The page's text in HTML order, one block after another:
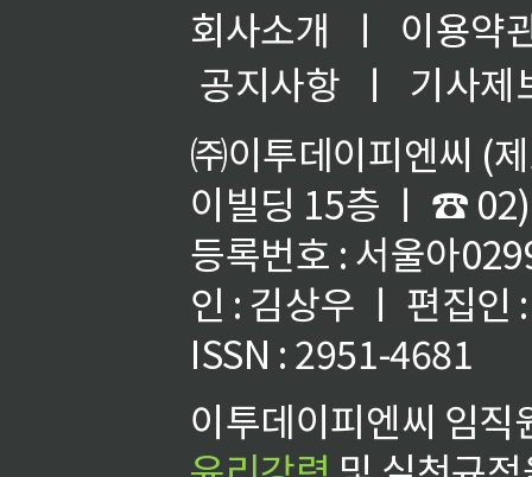
회사소개 ㅣ
이용약
공지사항
ㅣ
기사제
㈜이투데이피엔씨 (
이빌딩 15층 ㅣ ☎
등록번호 : 서울아
인 : 김상우 ㅣ 편집인
ISSN : 2951-4681
이투데이피엔씨 임